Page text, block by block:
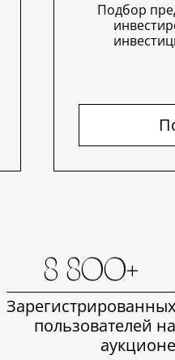
Подбор
8 800+
Зарегистрированных
пользователей на
аукционе